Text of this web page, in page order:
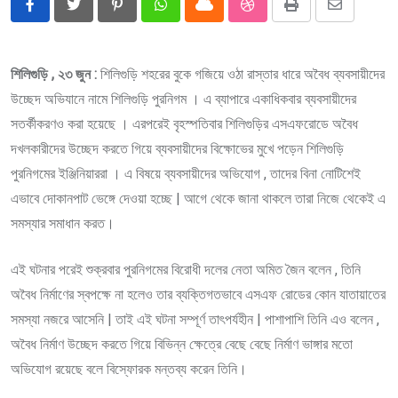
PinterestWhatsappCloud StumbleUpon
Print
Share
Email
শিলিগুড়ি , ২৩ জুন : শিলিগুড়ি শহরের বুকে গজিয়ে ওঠা রাস্তার ধারে অবৈধ ব্যবসায়ীদের
উচ্ছেদ অভিযানে নামে শিলিগুড়ি পুরনিগম । এ ব্যাপারে একাধিকবার ব্যবসায়ীদের
সতর্কীকরণও করা হয়েছে । এরপরেই বৃহস্পতিবার শিলিগুড়ির এসএফরোডে অবৈধ
দখলকারীদের উচ্ছেদ করতে গিয়ে ব্যবসায়ীদের বিক্ষোভের মুখে পড়েন শিলিগুড়ি
পুরনিগমের ইঞ্জিনিয়াররা । এ বিষয়ে ব্যবসায়ীদের অভিযোগ , তাদের বিনা নোটিশেই
এভাবে দোকানপাট ভেঙ্গে দেওয়া হচ্ছে | আগে থেকে জানা থাকলে তারা নিজে থেকেই এ
সমস্যার সমাধান করত।
এই ঘটনার পরেই শুক্রবার পুরনিগমের বিরোধী দলের নেতা অমিত জৈন বলেন , তিনি
অবৈধ নির্মাণের স্বপক্ষে না হলেও তার ব্যক্তিগতভাবে এসএফ রোডের কোন যাতায়াতের
সমস্যা নজরে আসেনি | তাই এই ঘটনা সম্পূর্ণ তাৎপর্যহীন | পাশাপাশি তিনি এও বলেন ,
অবৈধ নির্মাণ উচ্ছেদ করতে গিয়ে বিভিন্ন ক্ষেত্রে বেছে বেছে নির্মাণ ভাঙ্গার মতো
অভিযোগ রয়েছে বলে বিস্ফোরক মন্তব্য করেন তিনি।